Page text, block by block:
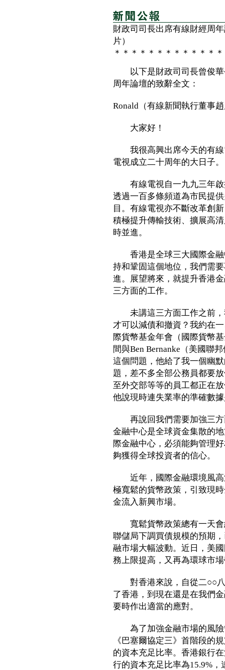
財政司司長出席有線財經周
片）
＊＊＊＊＊＊＊＊＊＊＊＊
以下是財政司司長曾俊華
周年論壇的致辭全文：
Ronald（有線新聞執行董事
大家好！
我很高興出席今天的有線
電視成立二十周年的大日子。
有線電視自一九九三年啟
透過一百多條頻道為市民提
目。有線電視亦不斷改革創
積極提升傳輸技術、擴展高
時並進。
香港是全球三大國際金融
持和鞏固這個地位，我們需
進。展望將來，就提升香港
三方面的工作。
未講這三方面工作之前，
才可以減債和撤資？我約在
際貨幣基金年會（國際貨幣
間與Ben Bernanke（美國聯
這個問題，他給了我一個幽
題，差不多全部公務員都要
至外交部等等的員工都正在
他說現時連失業率的準確數
再說回我們需要加強三方
金融中心是全球資金集散的
際金融中心，必須能夠管理
夠獲得全球投資者的信心。
近年，國際金融環境風高
極寬鬆的貨幣政策，引致現
金流入新興市場。
寬鬆貨幣政策總有一天會
聯儲局下調買債規模的預期
融市場大幅波動。近日，美
務上限提高，又再為環球市
對香港來說，自從二○○八
了香港，到現在還是在我們
要時作出適當的應對。
為了加強金融市場的風險
《巴塞爾協定三》首階段的
的資本充足比率。香港銀行
行的資本充足比率為15.9%